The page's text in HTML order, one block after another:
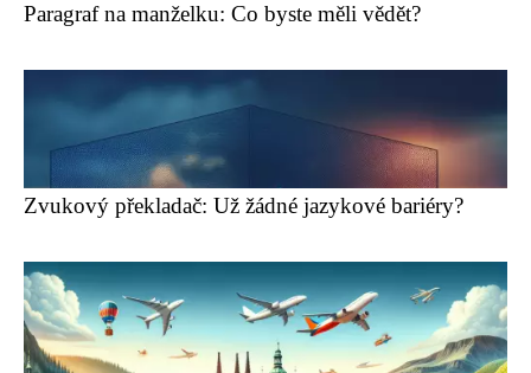
Paragraf na manželku: Co byste měli vědět?
Zvukový překladač: Už žádné jazykové bariéry?